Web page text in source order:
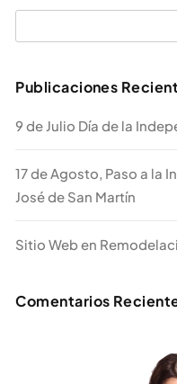
Publicaciones
9 de Julio Día de la
17 de Agosto, Paso a la
José de San Martín
Sitio Web en
Comentarios